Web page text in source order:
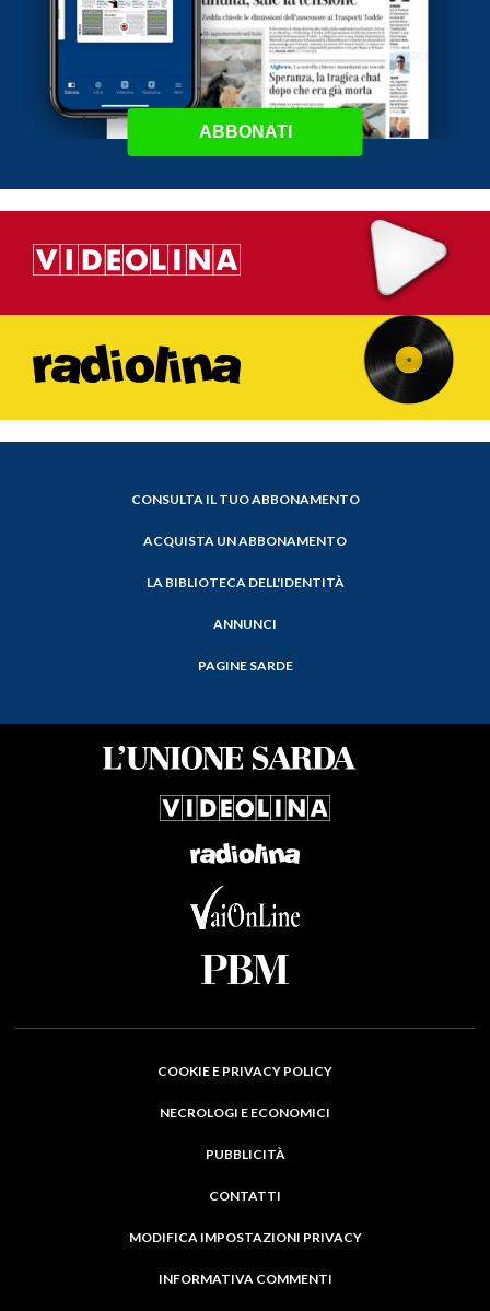
ABBONATI
CONSULTA IL TUO ABBONAMENTO
ACQUISTA UN ABBONAMENTO
LA BIBLIOTECA DELL'IDENTITÀ
ANNUNCI
PAGINE SARDE
COOKIE E PRIVACY POLICY
NECROLOGI E ECONOMICI
PUBBLICITÀ
CONTATTI
MODIFICA IMPOSTAZIONI PRIVACY
INFORMATIVA COMMENTI